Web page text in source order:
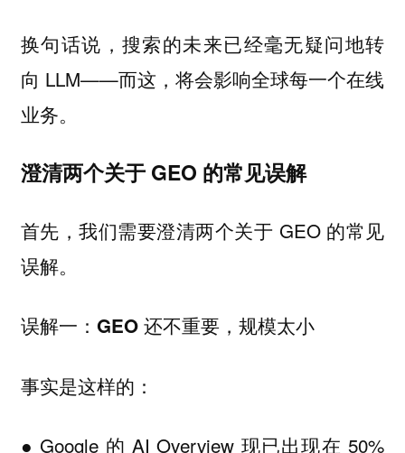
换句话说，搜索的未来已经毫无疑问地转
向 LLM——而这，将会影响全球每一个在线
业务。
澄清两个关于 GEO 的常见误解
首先，我们需要澄清两个关于 GEO 的常见
误解。
误解一：GEO 还不重要，规模太小
事实是这样的：
● Google 的 AI Overview 现已出现在 50%